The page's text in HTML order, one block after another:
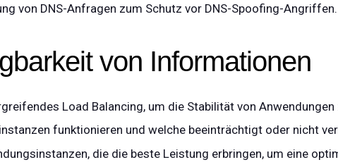
von DNS-Anfragen zum Schutz vor DNS-Spoofing-Angriffen.
von Informationen
Load Balancing, um die Stabilität von Anwendungen
funktionieren und welche beeinträchtigt oder nicht
die die beste Leistung erbringen, um eine